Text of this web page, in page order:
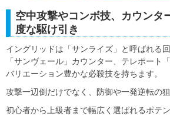
空中攻撃やコンボ技、カウンタ
度な駆け引き
イングリッドは「サンライズ」と呼ばれる
「サンヴェール」カウンター、テレポート
バリエーション豊かな必殺技を持ちます。
攻撃一辺倒だけでなく、防御や一発逆転の狙
初心者から上級者まで幅広く選ばれるポテ